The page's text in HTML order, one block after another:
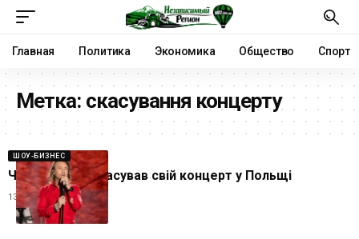
Главная Политика Экономика Общество Спорт
Метка: скасування концерту
ШОУ-БИЗНЕС
Чому Винник скасував свій концерт у Польщі
13.12.2024